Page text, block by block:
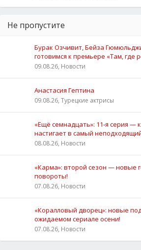
Не пропустите
Бурак Озчивит, Бейза
готовимся к премьере «Там, где
09.08.26, Новости
Анастасия Гептина
09.08.26, Турецкие актрисы
«Ещё семнадцать»: 11‑я серия —
настигает в самый
08.08.26, Новости
«Карма»: второй сезон — новые
повороты!
07.08.26, Новости
«Коралловый дворец»: новые
ожидаемом сериале осени!
07.08.26, Новости